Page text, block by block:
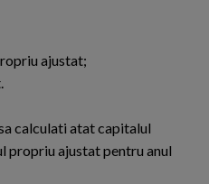
ajustat;
calculati atat capitalul
propriu ajustat pentru anul